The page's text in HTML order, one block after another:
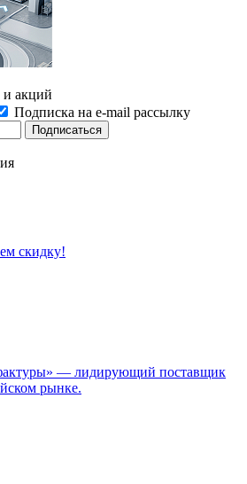
и акций
Подписка на e-mail рассылку
скидку!
— лидирующий поставщик
рынке.